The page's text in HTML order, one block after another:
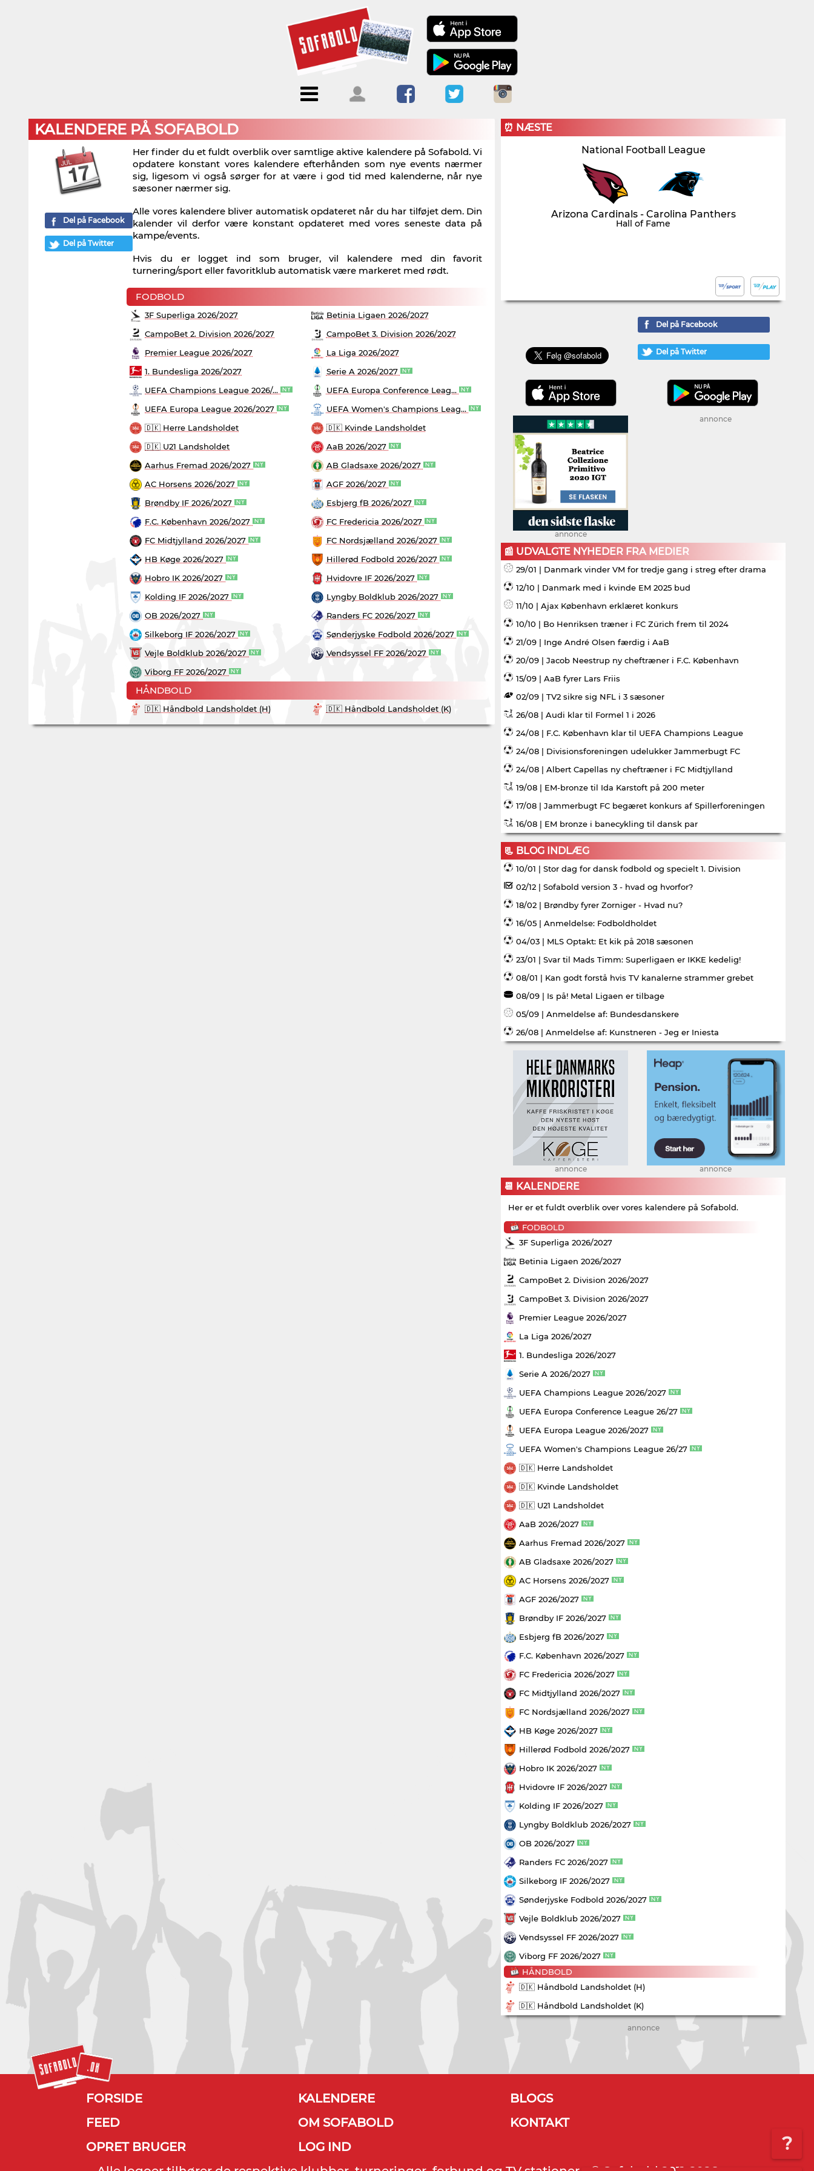
Menu
Forside Kalendere
Blogs
Om
Sofabold
Kontakt
Opret
bruger
Log ind
?
KALENDERE PÅ SOFABOLD
Del på Facebook
Del på Twitter
Her finder du et fuldt overblik over samtlige aktive kalendere på Sofabold. Vi
opdatere konstant vores kalendere efterhånden som nye events nærmer
sig, ligesom vi også sørger for at være i god tid med kalenderne, når nye
sæsoner nærmer sig.
Alle vores kalendere bliver automatisk opdateret når du har tilføjet dem. Din
kalender vil derfor være konstant opdateret med vores seneste data på
kampe/events.
Hvis du er logget ind som bruger, vil kalendere med din favorit
turnering/sport eller favoritklub automatisk være markeret med rødt.
FODBOLD
3F Superliga 2026/2027
Betinia Ligaen 2026/2027
CampoBet 2. Division 2026/2027
CampoBet 3. Division 2026/2027
Premier League 2026/2027
La Liga 2026/2027
1. Bundesliga 2026/2027
Serie A 2026/2027
UEFA Champions League 2026/...
UEFA Europa Conference Leag...
UEFA Europa League 2026/2027
UEFA Women's Champions Leag...
🇩🇰 Herre Landsholdet
🇩🇰 Kvinde Landsholdet
🇩🇰 U21 Landsholdet
AaB 2026/2027
Aarhus Fremad 2026/2027
AB Gladsaxe 2026/2027
AC Horsens 2026/2027
AGF 2026/2027
Brøndby IF 2026/2027
Esbjerg fB 2026/2027
F.C. København 2026/2027
FC Fredericia 2026/2027
FC Midtjylland 2026/2027
FC Nordsjælland 2026/2027
HB Køge 2026/2027
Hillerød Fodbold 2026/2027
Hobro IK 2026/2027
Hvidovre IF 2026/2027
Kolding IF 2026/2027
Lyngby Boldklub 2026/2027
OB 2026/2027
Randers FC 2026/2027
Silkeborg IF 2026/2027
Sønderjyske Fodbold 2026/2027
Vejle Boldklub 2026/2027
Vendsyssel FF 2026/2027
Viborg FF 2026/2027
HÅNDBOLD
🇩🇰 Håndbold Landsholdet (H) 🇩🇰 Håndbold Landsholdet (K)
⏰ NÆSTE
National Football League
Arizona Cardinals - Carolina Panthers
Hall of Fame
Del på Facebook
Del på Twitter
annonce
annonce
📰 UDVALGTE NYHEDER FRA MEDIER
29/01 | Danmark vinder VM for tredje gang i streg efter drama
12/10 | Danmark med i kvinde EM 2025 bud
11/10 | Ajax København erklæret konkurs
10/10 | Bo Henriksen træner i FC Zürich frem til 2024
21/09 | Inge André Olsen færdig i AaB
20/09 | Jacob Neestrup ny cheftræner i F.C. København
15/09 | AaB fyrer Lars Friis
02/09 | TV2 sikre sig NFL i 3 sæsoner
26/08 | Audi klar til Formel 1 i 2026
24/08 | F.C. København klar til UEFA Champions League
24/08 | Divisionsforeningen udelukker Jammerbugt FC
24/08 | Albert Capellas ny cheftræner i FC Midtjylland
19/08 | EM-bronze til Ida Karstoft på 200 meter
17/08 | Jammerbugt FC begæret konkurs af Spillerforeningen
16/08 | EM bronze i banecykling til dansk par
📃 BLOG INDLÆG
10/01 | Stor dag for dansk fodbold og specielt 1. Division
02/12 | Sofabold version 3 - hvad og hvorfor?
18/02 | Brøndby fyrer Zorniger - Hvad nu?
16/05 | Anmeldelse: Fodboldholdet
04/03 | MLS Optakt: Et kik på 2018 sæsonen
23/01 | Svar til Mads Timm: Superligaen er IKKE kedelig!
08/01 | Kan godt forstå hvis TV kanalerne strammer grebet
08/09 | Is på! Metal Ligaen er tilbage
05/09 | Anmeldelse af: Bundesdanskere
26/08 | Anmeldelse af: Kunstneren - Jeg er Iniesta
annonce annonce
📆 KALENDERE
Her er et fuldt overblik over vores kalendere på Sofabold.
FODBOLD
3F Superliga 2026/2027
Betinia Ligaen 2026/2027
CampoBet 2. Division 2026/2027
CampoBet 3. Division 2026/2027
Premier League 2026/2027
La Liga 2026/2027
1. Bundesliga 2026/2027
Serie A 2026/2027
UEFA Champions League 2026/2027
UEFA Europa Conference League 26/27
UEFA Europa League 2026/2027
UEFA Women's Champions League 26/27
🇩🇰 Herre Landsholdet
🇩🇰 Kvinde Landsholdet
🇩🇰 U21 Landsholdet
AaB 2026/2027
Aarhus Fremad 2026/2027
AB Gladsaxe 2026/2027
AC Horsens 2026/2027
AGF 2026/2027
Brøndby IF 2026/2027
Esbjerg fB 2026/2027
F.C. København 2026/2027
FC Fredericia 2026/2027
FC Midtjylland 2026/2027
FC Nordsjælland 2026/2027
HB Køge 2026/2027
Hillerød Fodbold 2026/2027
Hobro IK 2026/2027
Hvidovre IF 2026/2027
Kolding IF 2026/2027
Lyngby Boldklub 2026/2027
OB 2026/2027
Randers FC 2026/2027
Silkeborg IF 2026/2027
Sønderjyske Fodbold 2026/2027
Vejle Boldklub 2026/2027
Vendsyssel FF 2026/2027
Viborg FF 2026/2027
HÅNDBOLD
🇩🇰 Håndbold Landsholdet (H)
🇩🇰 Håndbold Landsholdet (K)
annonce
FORSIDE KALENDERE
BLOGS
FEED
OM SOFABOLD
KONTAKT
OPRET BRUGER
LOG IND